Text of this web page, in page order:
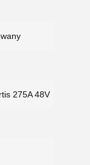
275A 48V